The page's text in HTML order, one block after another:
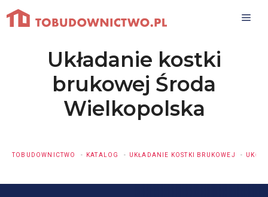
Przejdź
do
Układanie kostki
brukowej Środa
Wielkopolska
TOBUDOWNICTWO KATALOG UKŁADANIE KOSTKI BRUKOWEJ